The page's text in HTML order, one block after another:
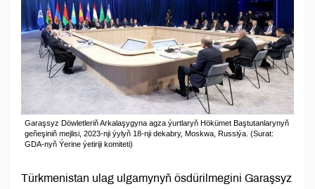
Garaşsyz Döwletleriň Arkalaşygyna agza ýurtlaryň Hökümet Baştutanlarynyň
geňeşiniň mejlisi, 2023-nji ýylyň 18-nji dekabry, Moskwa, Russiýa. (Surat:
GDA-nyň Ýerine ýetiriji komiteti)
Türkmenistan ulag ulgamynyň ösdürilmegini Garaşsyz